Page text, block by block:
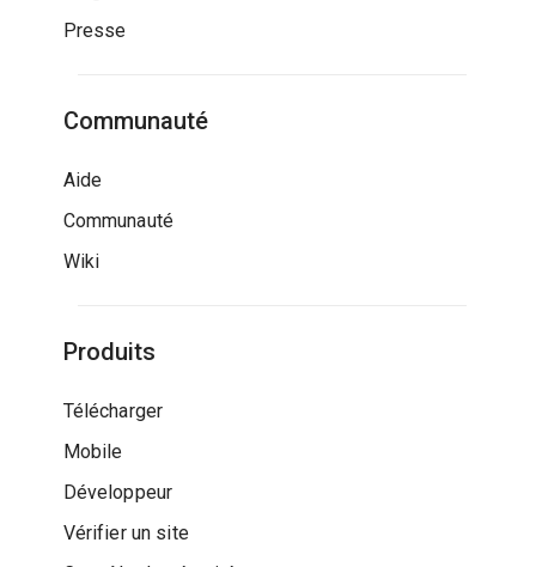
Presse
Communauté
Aide
Communauté
Wiki
Produits
Télécharger
Mobile
Développeur
Vérifier un site